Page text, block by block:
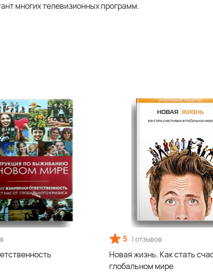
многих телевизионных программ.
5 1 отзывов
Новая жизнь. Как стать
глобальном мире